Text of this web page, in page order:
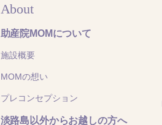
About
助産院MOMについて
施設概要
MOMの想い
プレコンセプション
淡路島以外からお越しの方へ